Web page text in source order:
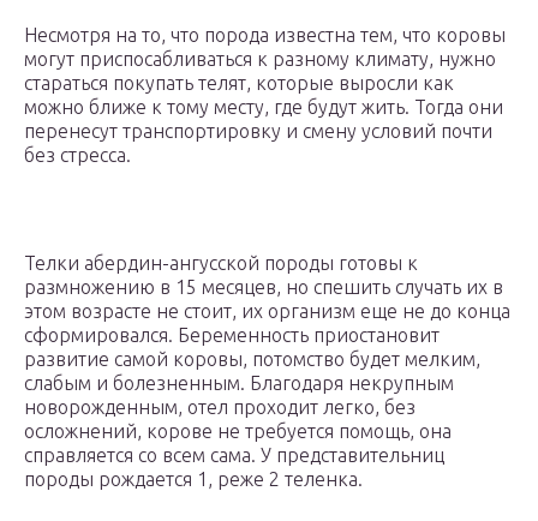
Несмотря на то, что порода известна тем, что коровы
могут приспосабливаться к разному климату, нужно
стараться покупать телят, которые выросли как
можно ближе к тому месту, где будут жить. Тогда они
перенесут транспортировку и смену условий почти
без стресса.
Телки абердин-ангусской породы готовы к
размножению в 15 месяцев, но спешить случать их в
этом возрасте не стоит, их организм еще не до конца
сформировался. Беременность приостановит
развитие самой коровы, потомство будет мелким,
слабым и болезненным. Благодаря некрупным
новорожденным, отел проходит легко, без
осложнений, корове не требуется помощь, она
справляется со всем сама. У представительниц
породы рождается 1, реже 2 теленка.